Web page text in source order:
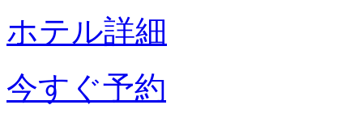
ホテル詳細
今すぐ予約